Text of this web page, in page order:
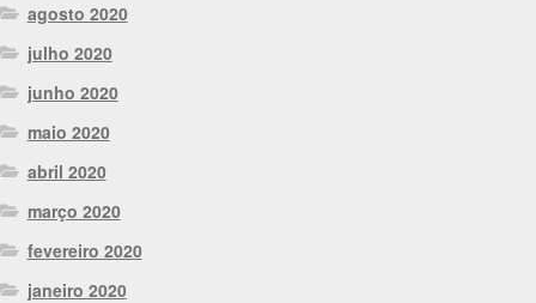
agosto 2020
julho 2020
junho 2020
maio 2020
abril 2020
março 2020
fevereiro 2020
janeiro 2020